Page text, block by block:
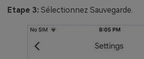
Etape 3: Sélectionnez Sauvegarde.